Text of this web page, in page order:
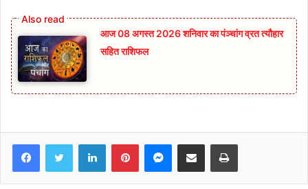
आज 08 अगस्त 2026‌ शनिवार का पंञ्चांग व्रत त्यौहार
सहित राशिफल
FacebookTwitter LinkedInPinterestMessenger
Share via Email Print